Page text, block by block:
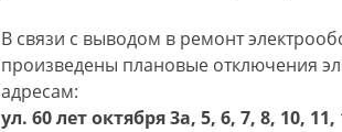
В связи с выводом в ремонт
произведены плановые отключения
адресам:
ул. 60 лет октября 3а, 5, 6, 7, 8, 10, 11,